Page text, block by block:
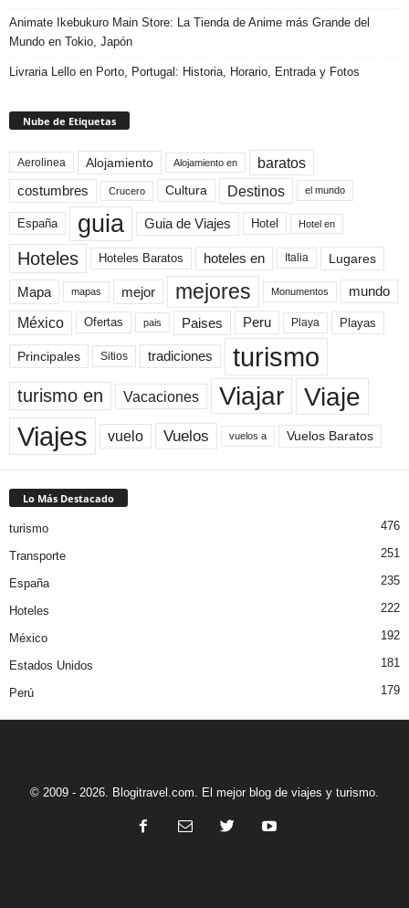
Animate Ikebukuro Main Store: La Tienda de Anime más Grande del
Mundo en Tokio, Japón
Livraria Lello en Porto, Portugal: Historia, Horario, Entrada y Fotos
Nube de Etiquetas
Aerolinea Alojamiento Alojamiento en baratos
costumbres Crucero Cultura Destinos el mundo
España guia Guia de Viajes Hotel Hotel en
Hoteles Hoteles Baratos hoteles en Italia Lugares
Mapa mapas mejor mejores Monumentos mundo
México Ofertas pais Paises Peru Playa Playas
Principales Sitios tradiciones turismo
turismo en Vacaciones Viajar Viaje
Viajes vuelo Vuelos vuelos a Vuelos Baratos
Lo Más Destacado
turismo 476
Transporte 251
España 235
Hoteles 222
México 192
Estados Unidos 181
Perú 179
© 2009 - 2026. Blogitravel.com. El mejor blog de viajes y turismo.